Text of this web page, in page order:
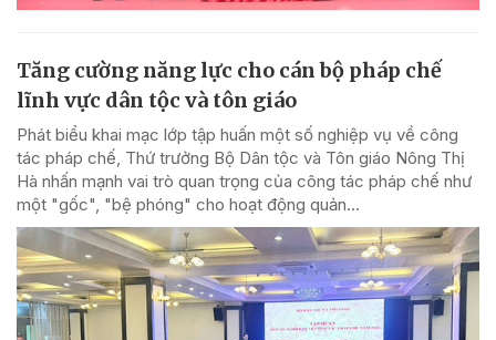
Tăng cường năng lực cho cán bộ pháp chế
lĩnh vực dân tộc và tôn giáo
Phát biểu khai mạc lớp tập huấn một số nghiệp vụ về công
tác pháp chế, Thứ trưởng Bộ Dân tộc và Tôn giáo Nông Thị
Hà nhấn mạnh vai trò quan trọng của công tác pháp chế như
một "gốc", "bệ phóng" cho hoạt động quản...